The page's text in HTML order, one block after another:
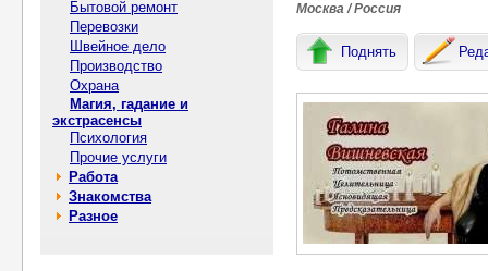
Бытовой ремонт
Перевозки
Швейное дело
Производство
Охрана
Магия, гадание и
экстрасенсы
Психология
Прочие услуги
Работа
Знакомства
Разное
Москва / Россия
Поднять